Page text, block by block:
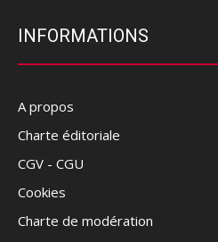
INFORMATIONS
A propos
Charte éditoriale
CGV - CGU
Cookies
Charte de modération